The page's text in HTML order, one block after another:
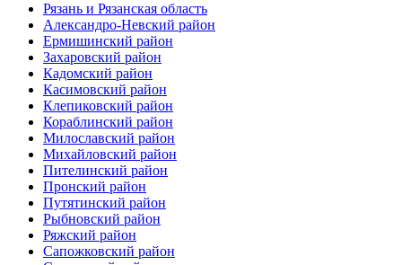
Рязань и Рязанская область
Александро-Невский район
Ермишинский район
Захаровский район
Кадомский район
Касимовский район
Клепиковский район
Кораблинский район
Милославский район
Михайловский район
Пителинский район
Пронский район
Путятинский район
Рыбновский район
Ряжский район
Сапожковский район